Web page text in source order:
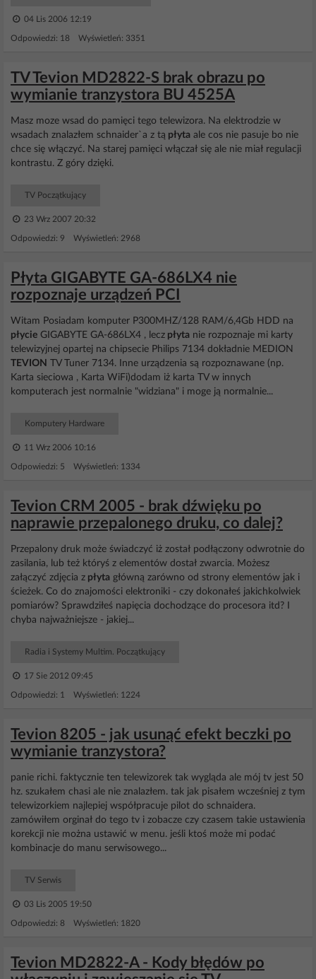
04 Lis 2006 12:19
Odpowiedzi: 18 Wyświetleń: 3351
TV Tevion MD2822-S brak obrazu po
wymianie tranzystora BU 4525A
Masz moze wsad do pamięci tego telewizora. Na elektrodzie w
wsadach znalazłem schnaider`a z tą płyta ale cos nie pasuje bo nie
chce się włączyć. Na starej pamięci włączał się ale nie miał regulacji
kontrastu. Z góry dzięki.
TV Początkujący
23 Wrz 2007 20:32
Odpowiedzi: 9 Wyświetleń: 2968
Płyta GIGABYTE GA-686LX4 nie
rozpoznaje urządzeń PCI
Witam Posiadam komputer P300MHZ/128 RAM/6,4Gb HDD na
płycie GIGABYTE GA-686LX4 , lecz płyta nie rozpoznaje mi karty
telewizyjnej opartej na chipsecie Philips 7134 dokładnie MEDION
TEVION
TV Tuner 7134. Inne urządzenia są rozpoznawane (np.
Karta sieciowa , Karta WiFi)dodam iż karta TV w innych
komputerach jest normalnie "widziana" i moge ją normalnie...
Komputery Hardware
11 Wrz 2006 10:16
Odpowiedzi: 5 Wyświetleń: 1334
Tevion CRM 2005 - brak dźwięku po
naprawie przepalonego druku, co dalej?
Przepalony druk może świadczyć iż został podłączony odwrotnie do
zasilania, lub też któryś z elementów dostał zwarcia. Możesz
załączyć zdjęcia z płyta główną zarówno od strony elementów jak i
ścieżek. Co do znajomości elektroniki - czy dokonałeś jakichkolwiek
pomiarów? Sprawdziłeś napięcia dochodzące do procesora itd? I
chyba najważniejsze - jakiej...
Radia i Systemy Multim. Początkujący
17 Sie 2012 09:45
Odpowiedzi: 1 Wyświetleń: 1224
Tevion 8205 - jak usunąć efekt beczki po
wymianie tranzystora?
panie richi. faktycznie ten telewizorek tak wygląda ale mój tv jest 50
hz. szukałem chasi ale nie znalazłem. tak jak pisałem wcześniej z tym
telewizorkiem najlepiej współpracuje pilot do schnaidera.
zamówiłem orginał do tego tv i zobacze czy czasem takie ustawienia
korekcji nie można ustawić w menu. jeśli ktoś może mi podać
kombinacje do manu serwisowego...
TV Serwis
03 Lis 2005 19:50
Odpowiedzi: 8 Wyświetleń: 1820
Tevion MD2822-A - Kody błędów po